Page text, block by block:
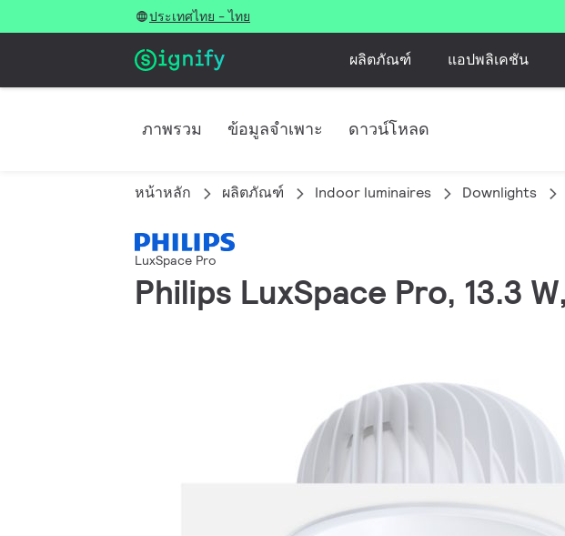
ประเทศไทย - ไทย
ผลิตภัณฑ์ แอปพลิเคชัน
ภาพรวม ข้อมูลจำเพาะ ดาวน์โหลด
หน้าหลัก ผลิตภัณฑ์ Indoor luminaires Downlights
LuxSpace Pro
Philips LuxSpace Pro, 13.3